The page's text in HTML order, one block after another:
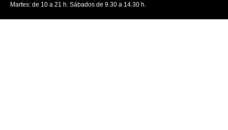
Martes: de 10 a 21 h. Sábados de 9.30 a 14.30 h.